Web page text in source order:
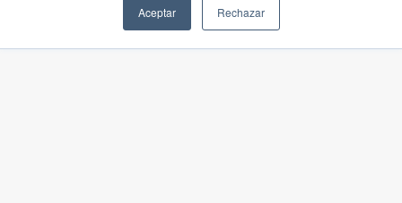
Aceptar Rechazar